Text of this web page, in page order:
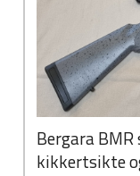
Bergara
kikkertsikte